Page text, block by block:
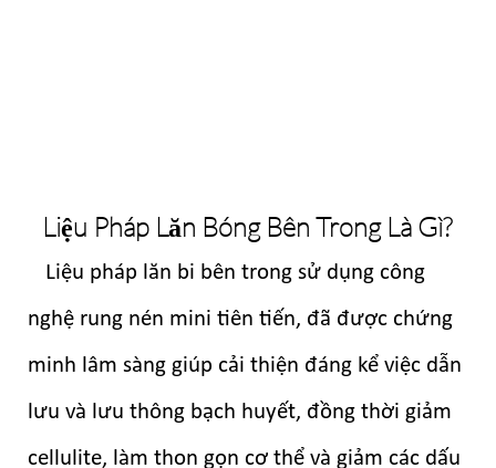
Liệu Pháp Lăn Bóng Bên Trong Là Gì?
Liệu pháp lăn bi bên trong sử dụng công
nghệ rung nén mini tiên tiến, đã được chứng
minh lâm sàng giúp cải thiện đáng kể việc dẫn
lưu và lưu thông bạch huyết, đồng thời giảm
cellulite, làm thon gọn cơ thể và giảm các dấu